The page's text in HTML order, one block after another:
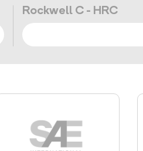
Rockwell C - HRC